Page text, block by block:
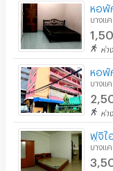
หอพั
บางแ
ห่า
หอพั
บางแ
ห่า
ฟูจิไ
บางแ